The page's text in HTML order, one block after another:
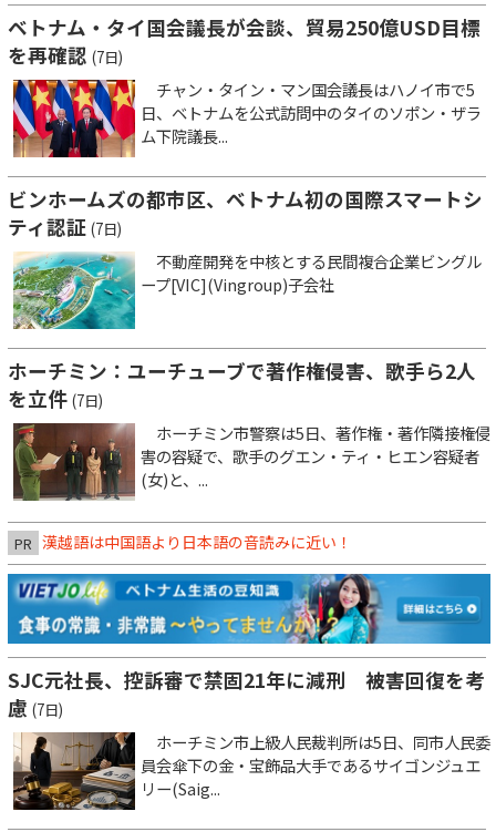
ベトナム・タイ国会議長が会談、貿易250億USD目標
を再確認 (7日)
チャン・タイン・マン国会議長はハノイ市で5
日、ベトナムを公式訪問中のタイのソポン・ザラ
ム下院議長...
ビンホームズの都市区、ベトナム初の国際スマートシ
ティ認証 (7日)
不動産開発を中核とする民間複合企業ビングル
ープ[VIC](Vingroup)子会社
ホーチミン：ユーチューブで著作権侵害、歌手ら2人
を立件 (7日)
ホーチミン市警察は5日、著作権・著作隣接権侵
害の容疑で、歌手のグエン・ティ・ヒエン容疑者
(女)と、...
PR 漢越語は中国語より日本語の音読みに近い！
SJC元社長、控訴審で禁固21年に減刑 被害回復を考
慮 (7日)
ホーチミン市上級人民裁判所は5日、同市人民委
員会傘下の金・宝飾品大手であるサイゴンジュエ
リー(Saig...